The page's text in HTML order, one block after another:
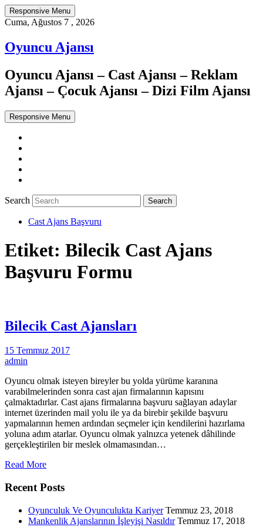
Responsive Menu
Cuma, Ağustos 7 , 2026
Oyuncu Ajansı
Oyuncu Ajansı – Cast Ajansı – Reklam
Ajansı – Çocuk Ajansı – Dizi Film Ajansı
Responsive Menu
Search
Cast Ajans Başvuru
Etiket: Bilecik Cast Ajans
Başvuru Formu
Bilecik Cast Ajansları
15 Temmuz 2017
admin
Oyuncu olmak isteyen bireyler bu yolda yürüme karanına
varabilmelerinden sonra cast ajan firmalarının kapısını
çalmaktadırlar. Cast ajans firmalarına başvuru sağlayan adaylar
internet üzerinden mail yolu ile ya da birebir şekilde başvuru
yapmalarının hemen ardından seçmeler için kendilerini hazırlama
yoluna adım atarlar. Oyuncu olmak yalnızca yetenek dâhilinde
gerçekleştirilen bir meslek olmamasından…
Read More
Recent Posts
Oyunculuk Ve Oyunculukta Kariyer Temmuz 23, 2018
Mankenlik Ajanslarının İşleyişi Nasıldır Temmuz 17, 2018